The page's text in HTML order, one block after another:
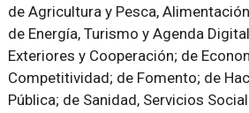
de Agricultura y Pesca,
de Energía, Turismo y Agenda
Exteriores y Cooperación; de
Competitividad; de Fomento; de
Pública; de Sanidad, Servicios